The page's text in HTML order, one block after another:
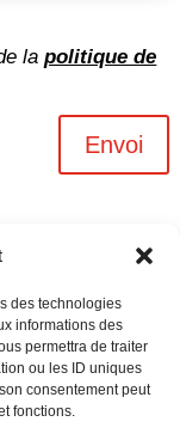
des technologies
informations des
permettra de traiter
ou les ID uniques
consentement peut
fonctions.
lapolitique de
Envoi